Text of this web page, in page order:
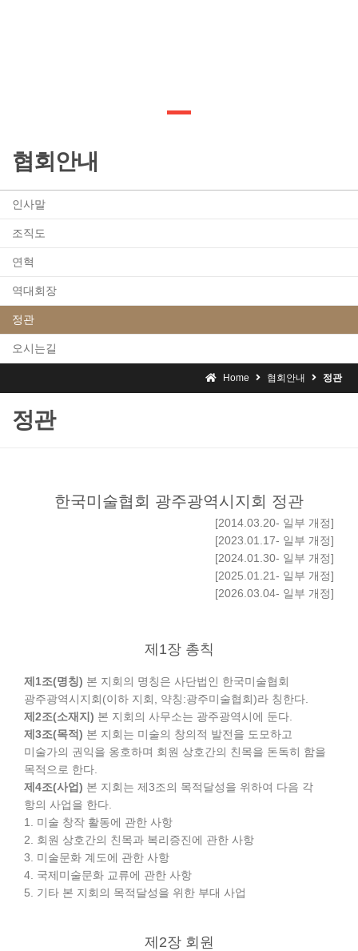
협회안내
인사말
조직도
연혁
역대회장
정관
오시는길
Home 협회안내 정관
정관
한국미술협회 광주광역시지회 정관
[2014.03.20- 일부 개정]
[2023.01.17- 일부 개정]
[2024.01.30- 일부 개정]
[2025.01.21- 일부 개정]
[2026.03.04- 일부 개정]
제1장 총칙
제1조(명칭) 본 지회의 명칭은 사단법인 한국미술협회
광주광역시지회(이하 지회, 약칭:광주미술협회)라 칭한다.
제2조(소재지) 본 지회의 사무소는 광주광역시에 둔다.
제3조(목적) 본 지회는 미술의 창의적 발전을 도모하고
미술가의 권익을 옹호하며 회원 상호간의 친목을 돈독히 함을
목적으로 한다.
제4조(사업) 본 지회는 제3조의 목적달성을 위하여 다음 각
항의 사업을 한다.
1. 미술 창작 활동에 관한 사항
2. 회원 상호간의 친목과 복리증진에 관한 사항
3. 미술문화 계도에 관한 사항
4. 국제미술문화 교류에 관한 사항
5. 기타 본 지회의 목적달성을 위한 부대 사업
제2장 회원